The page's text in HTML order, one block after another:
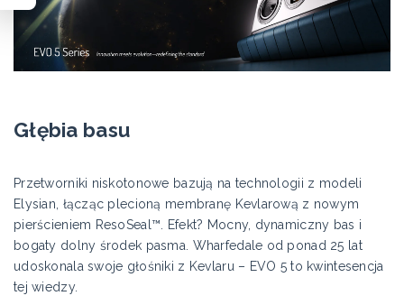
Głębia basu
Przetworniki niskotonowe bazują na technologii z modeli
Elysian, łącząc plecioną membranę Kevlarową z nowym
pierścieniem ResoSeal™. Efekt? Mocny, dynamiczny bas i
bogaty dolny środek pasma. Wharfedale od ponad 25 lat
udoskonala swoje głośniki z Kevlaru – EVO 5 to kwintesencja
tej wiedzy.